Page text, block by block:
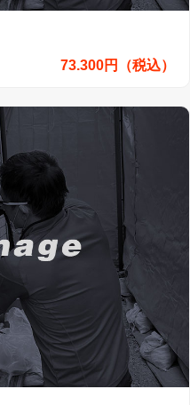
73.300円（税込）